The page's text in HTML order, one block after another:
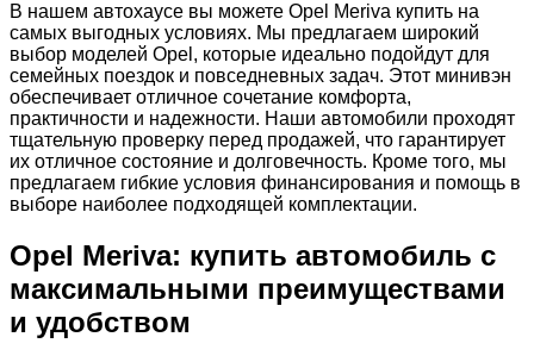
В нашем автохаусе вы можете Opel Meriva купить на
самых выгодных условиях. Мы предлагаем широкий
выбор моделей Opel, которые идеально подойдут для
семейных поездок и повседневных задач. Этот минивэн
обеспечивает отличное сочетание комфорта,
практичности и надежности. Наши автомобили проходят
тщательную проверку перед продажей, что гарантирует
их отличное состояние и долговечность. Кроме того, мы
предлагаем гибкие условия финансирования и помощь в
выборе наиболее подходящей комплектации.
Opel Meriva: купить автомобиль с
максимальными преимуществами
и удобством